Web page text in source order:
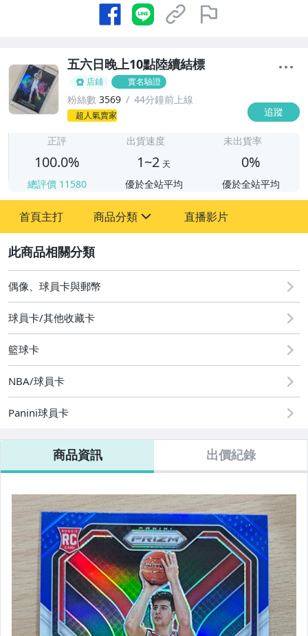
五六日晚上10點陸續結標
店鋪 實名驗證
粉絲數 3569 44分鐘前上線
超人氣賣家 追蹤
正評
100.0%
總評價 11580
出貨速度
1~2 天
優於全站平均
未出貨率
0%
優於全站平均
首頁主打 商品分類
直購 - NBA PRIZM 新秀 RC
08/07 (五) 結標
08/08 (六) 結標
08/09 (日) 結標
其它
直播影片
偶像、球員卡與郵幣
球員卡/其他收藏卡
籃球卡
NBA/球員卡
Panini球員卡
商品資訊 出價紀錄